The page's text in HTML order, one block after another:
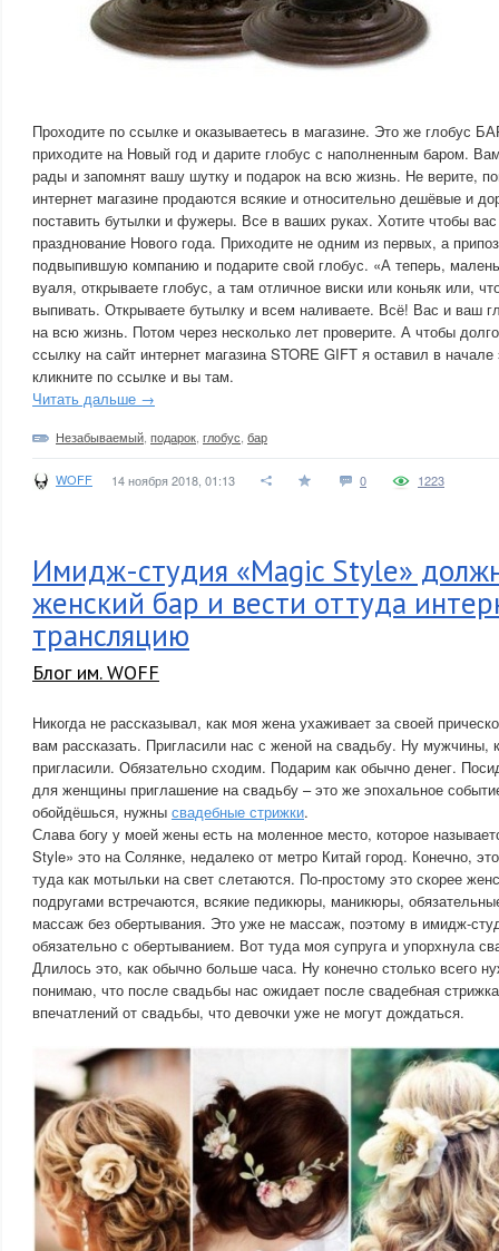
Проходите по ссылке и оказываетесь в магазине. Это же глобус
приходите на Новый год и дарите глобус с наполненным баром.
рады и запомнят вашу шутку и подарок на всю жизнь. Не верите,
интернет магазине продаются всякие и относительно дешёвые и
поставить бутылки и фужеры. Все в ваших руках. Хотите чтобы
празднование Нового года. Приходите не одним из первых, а
подвыпившую компанию и подарите свой глобус. «А теперь,
вуаля, открываете глобус, а там отличное виски или коньяк или,
выпивать. Открываете бутылку и всем наливаете. Всё! Вас и ваш
на всю жизнь. Потом через несколько лет проверите. А чтобы
ссылку на сайт интернет магазина STORE GIFT я оставил в начале
кликните по ссылке и вы там.
Читать дальше →
Незабываемый подарок глобус бар
WOFF 14 ноября 2018, 01:13 0 1223
Имидж-студия «Magic Style»
женский бар и вести оттуда
трансляцию
Блог им. WOFF
Никогда не рассказывал, как моя жена ухаживает за своей
вам рассказать. Пригласили нас с женой на свадьбу. Ну мужчины,
пригласили. Обязательно сходим. Подарим как обычно денег.
для женщины приглашение на свадьбу – это же эпохальное
обойдёшься, нужны свадебные стрижки.
Слава богу у моей жены есть на моленное место, которое
Style» это на Солянке, недалеко от метро Китай город. Конечно,
туда как мотыльки на свет слетаются. По-простому это скорее
подругами встречаются, всякие педикюры, маникюры,
массаж без обертывания. Это уже не массаж, поэтому в имидж-
обязательно с обертыванием. Вот туда моя супруга и упорхнула
Длилось это, как обычно больше часа. Ну конечно столько всего
понимаю, что после свадьбы нас ожидает после свадебная
впечатлений от свадьбы, что девочки уже не могут дождаться.